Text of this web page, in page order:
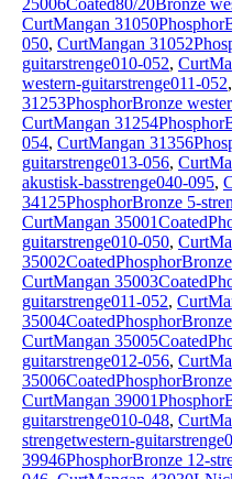
25006Coated80/20Bronze
CurtMangan
050, CurtMangan
guitarstrenge010-052,
western-guitarstrenge011-052,
31253PhosphorBronze
CurtMangan
054, CurtMangan
guitarstrenge013-056,
akustisk-basstrenge040-095,
34125PhosphorBronze 5-
CurtMangan
guitarstrenge010-050,
CurtMangan
guitarstrenge011-052,
CurtMangan
guitarstrenge012-056,
CurtMangan
guitarstrenge010-048,
strengetwestern-
39946PhosphorBronze 12-